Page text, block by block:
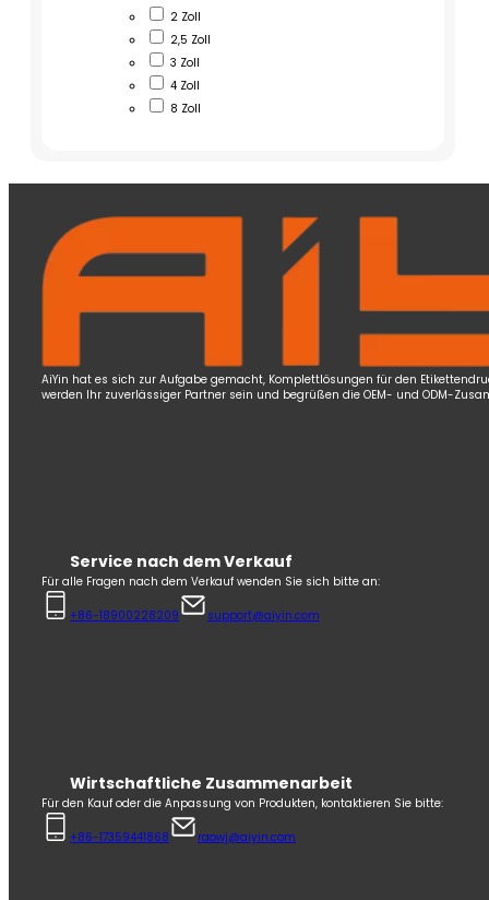
2 Zoll
2,5 Zoll
3 Zoll
4 Zoll
8 Zoll
AiYin hat es sich zur Aufgabe gemacht, Komplettlösungen für den
werden Ihr zuverlässiger Partner sein und begrüßen die OEM- und ODM-
Service nach dem Verkauf
Für alle Fragen nach dem Verkauf wenden Sie sich bitte an:
+86-18900228209 support@aiyin.com
Wirtschaftliche Zusammenarbeit
Für den Kauf oder die Anpassung von Produkten, kontaktieren Sie bitte:
+86-17359441868 raowj@aiyin.com